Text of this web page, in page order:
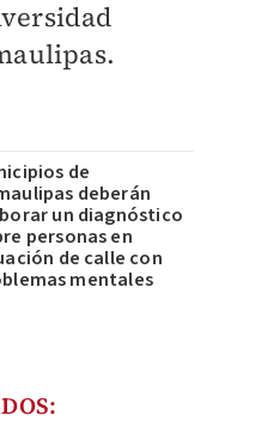
de
deberán
un diagnóstico
personas en
de calle con
mentales